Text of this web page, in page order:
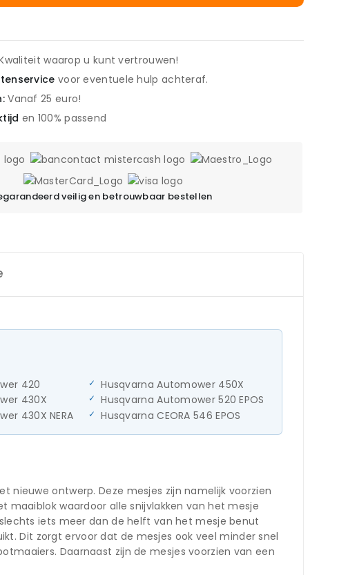
waarop u kunt vertrouwen!
voor eventuele hulp achteraf.
Vanaf 25 euro!
en 100% passend
veilig en betrouwbaar bestellen
420
430X
430X NERA
Husqvarna Automower 450X
Husqvarna Automower 520 EPOS
Husqvarna CEORA 546 EPOS
nieuwe ontwerp. Deze mesjes zijn namelijk voorzien
maaiblok waardoor alle snijvlakken van het mesje
iets meer dan de helft van het mesje benut
Dit zorgt ervoor dat de mesjes ook veel minder snel
Daarnaast zijn de mesjes voorzien van een